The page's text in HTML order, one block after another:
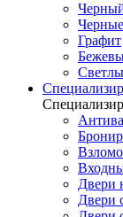
Графит
Двери
Двери